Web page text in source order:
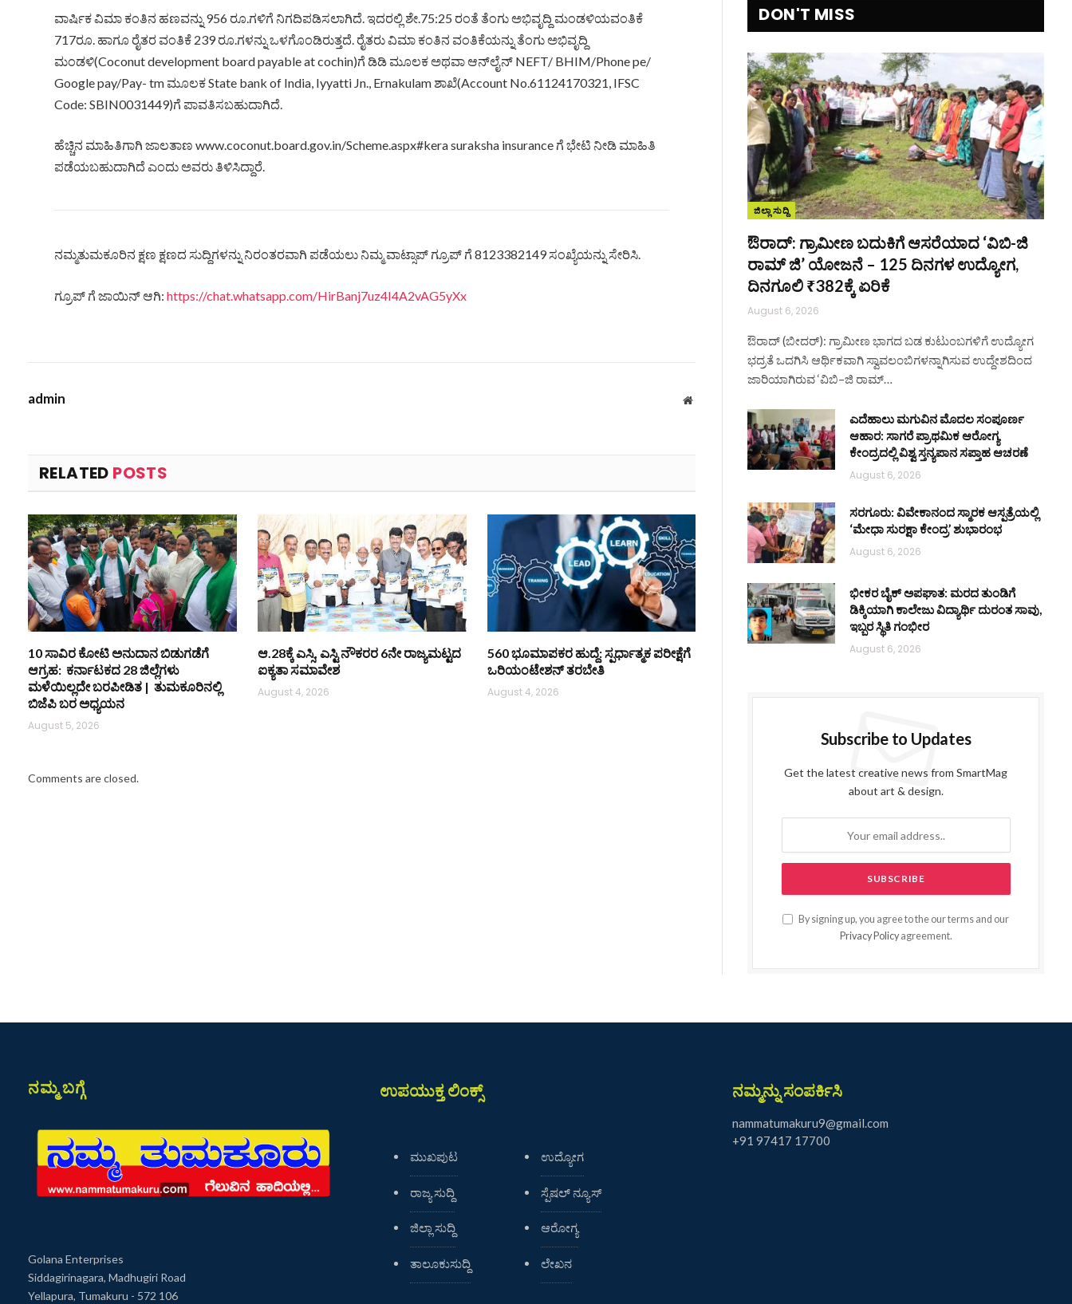
ವಾರ್ಷಿಕ ವಿಮಾ ಕಂತಿನ ಹಣವನ್ನು 956 ರೂ.ಗಳಿಗೆ ನಿಗದಿಪಡಿಸಲಾಗಿದೆ. ಇದರಲ್ಲಿ ಶೇ.75:25 ರಂತೆ ತೆಂಗು ಅಭಿವೃದ್ದಿ ಮಂಡಳಿಯವಂತಿಕೆ
717ರೂ. ಹಾಗೂ ರೈತರ ವಂತಿಕೆ 239 ರೂ.ಗಳನ್ನು ಒಳಗೊಂಡಿರುತ್ತದೆ. ರೈತರು ವಿಮಾ ಕಂತಿನ ವಂತಿಕೆಯನ್ನು ತೆಂಗು ಅಭಿವೃದ್ದಿ
ಮಂಡಳಿ(Coconut development board payable at cochin)ಗೆ ಡಿಡಿ ಮೂಲಕ ಅಥವಾ ಆನ್‌ಲೈನ್ NEFT/ BHIM/Phone pe/
Google pay/Pay- tm ಮೂಲಕ State bank of India, Iyyatti Jn., Ernakulam ಶಾಖೆ(Account No.61124170321, IFSC
Code: SBIN0031449)ಗೆ ಪಾವತಿಸಬಹುದಾಗಿದೆ.
ಹೆಚ್ಚಿನ ಮಾಹಿತಿಗಾಗಿ ಜಾಲತಾಣ www.coconut.board.gov.in/Scheme.aspx#kera suraksha insurance ಗೆ ಭೇಟಿ ನೀಡಿ ಮಾಹಿತಿ
ಪಡೆಯಬಹುದಾಗಿದೆ ಎಂದು ಅವರು ತಿಳಿಸಿದ್ದಾರೆ.
ನಮ್ಮತುಮಕೂರಿನ ಕ್ಷಣ ಕ್ಷಣದ ಸುದ್ದಿಗಳನ್ನು ನಿರಂತರವಾಗಿ ಪಡೆಯಲು ನಿಮ್ಮ ವಾಟ್ಸಾಪ್ ಗ್ರೂಪ್ ಗೆ 8123382149 ಸಂಖ್ಯೆಯನ್ನು ಸೇರಿಸಿ.
ಗ್ರೂಪ್ ಗೆ ಜಾಯಿನ್ ಆಗಿ: https://chat.whatsapp.com/HirBanj7uz4I4A2vAG5yXx
admin Website
RELATED POSTS
10 ಸಾವಿರ ಕೋಟಿ ಅನುದಾನ ಬಿಡುಗಡೆಗೆ
ಆಗ್ರಹ: ಕರ್ನಾಟಕದ 28 ಜಿಲ್ಲೆಗಳು
ಮಳೆಯಿಲ್ಲದೇ ಬರಪೀಡಿತ | ತುಮಕೂರಿನಲ್ಲಿ
ಬಿಜೆಪಿ ಬರ ಅಧ್ಯಯನ
August 5, 2026
ಆ.28ಕ್ಕೆ ಎಸ್ಸಿ, ಎಸ್ಟಿ ನೌಕರರ 6ನೇ ರಾಜ್ಯಮಟ್ಟದ
ಐಕ್ಯತಾ ಸಮಾವೇಶ
August 4, 2026
560 ಭೂಮಾಪಕರ ಹುದ್ದೆ: ಸ್ಪರ್ಧಾತ್ಮಕ ಪರೀಕ್ಷೆಗೆ
ಒರಿಯಂಟೇಶನ್ ತರಬೇತಿ
August 4, 2026
Comments are closed.
DON'T MISS
ಜಿಲ್ಲಾ ಸುದ್ದಿ
ಔರಾದ್: ಗ್ರಾಮೀಣ ಬದುಕಿಗೆ ಆಸರೆಯಾದ ‘ವಿಬಿ-ಜಿ
ರಾಮ್ ಜಿ’ ಯೋಜನೆ – 125 ದಿನಗಳ ಉದ್ಯೋಗ,
ದಿನಗೂಲಿ ₹382ಕ್ಕೆ ಏರಿಕೆ
August 6, 2026
ಔರಾದ್ (ಬೀದರ್): ಗ್ರಾಮೀಣ ಭಾಗದ ಬಡ ಕುಟುಂಬಗಳಿಗೆ ಉದ್ಯೋಗ
ಭದ್ರತೆ ಒದಗಿಸಿ ಆರ್ಥಿಕವಾಗಿ ಸ್ವಾವಲಂಬಿಗಳನ್ನಾಗಿಸುವ ಉದ್ದೇಶದಿಂದ
ಜಾರಿಯಾಗಿರುವ ‘ವಿಬಿ–ಜಿ ರಾಮ್…
ಎದೆಹಾಲು ಮಗುವಿನ ಮೊದಲ ಸಂಪೂರ್ಣ
ಆಹಾರ: ಸಾಗರೆ ಪ್ರಾಥಮಿಕ ಆರೋಗ್ಯ
ಕೇಂದ್ರದಲ್ಲಿ ವಿಶ್ವ ಸ್ತನ್ಯಪಾನ ಸಪ್ತಾಹ ಆಚರಣೆ
August 6, 2026
ಸರಗೂರು: ವಿವೇಕಾನಂದ ಸ್ಮಾರಕ ಆಸ್ಪತ್ರೆಯಲ್ಲಿ
‘ಮೇಧಾ ಸುರಕ್ಷಾ ಕೇಂದ್ರ’ ಶುಭಾರಂಭ
August 6, 2026
ಭೀಕರ ಬೈಕ್ ಅಪಘಾತ: ಮರದ ತುಂಡಿಗೆ
ಡಿಕ್ಕಿಯಾಗಿ ಕಾಲೇಜು ವಿದ್ಯಾರ್ಥಿ ದುರಂತ ಸಾವು,
ಇಬ್ಬರ ಸ್ಥಿತಿ ಗಂಭೀರ
August 6, 2026
Subscribe to Updates
Get the latest creative news from SmartMag
about art & design.
By signing up, you agree to the our terms and our
Privacy Policyagreement.
ನಮ್ಮ ಬಗ್ಗೆ
Golana Enterprises
Siddagirinagara, Madhugiri Road
Yellapura, Tumakuru - 572 106
ಉಪಯುಕ್ತ ಲಿಂಕ್ಸ್
ಮುಖಪುಟ
ರಾಜ್ಯ ಸುದ್ದಿ
ಜಿಲ್ಲಾ ಸುದ್ದಿ
ತಾಲೂಕುಸುದ್ದಿ
ಉದ್ಯೋಗ
ಸ್ಪೆಷಲ್ ನ್ಯೂಸ್
ಆರೋಗ್ಯ
ಲೇಖನ
ನಮ್ಮನ್ನು ಸಂಪರ್ಕಿಸಿ
nammatumakuru9@gmail.com
+91 97417 17700